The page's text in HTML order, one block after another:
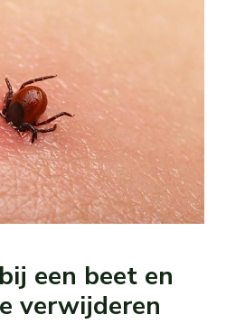
een beet en
verwijderen